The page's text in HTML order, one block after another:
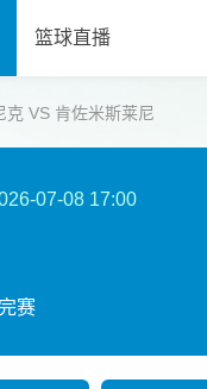
篮球直播
克 VS 肯佐米斯莱尼
07-08 17:00
赛